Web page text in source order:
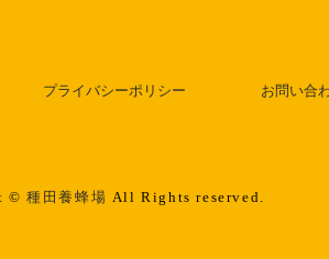
プライバシーポリシー お問い合
©種田養蜂場 All Rights reserved.